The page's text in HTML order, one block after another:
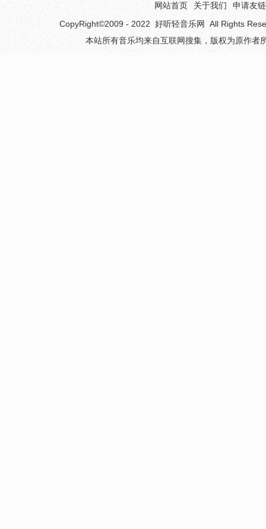
网站首页 关于我们
申请友链
CopyRight©2009 - 2022 好听轻音乐网
All Rights
本站所有音乐均来自互联网搜集，版权为原作者